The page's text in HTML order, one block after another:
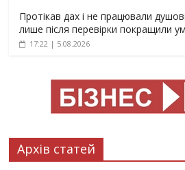
Протікав дах і не працювали
лише після перевірки покращили
17:22 | 5.08.2026
Архів статей